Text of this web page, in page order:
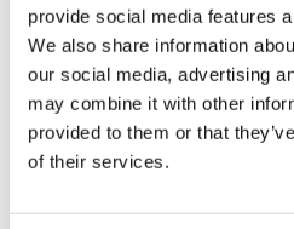
provide social media features
We also share information
our social media, advertising
may combine it with other
provided to them or that
of their services.
IN
Bestellingen die op
worden geplaatst, worden
NL